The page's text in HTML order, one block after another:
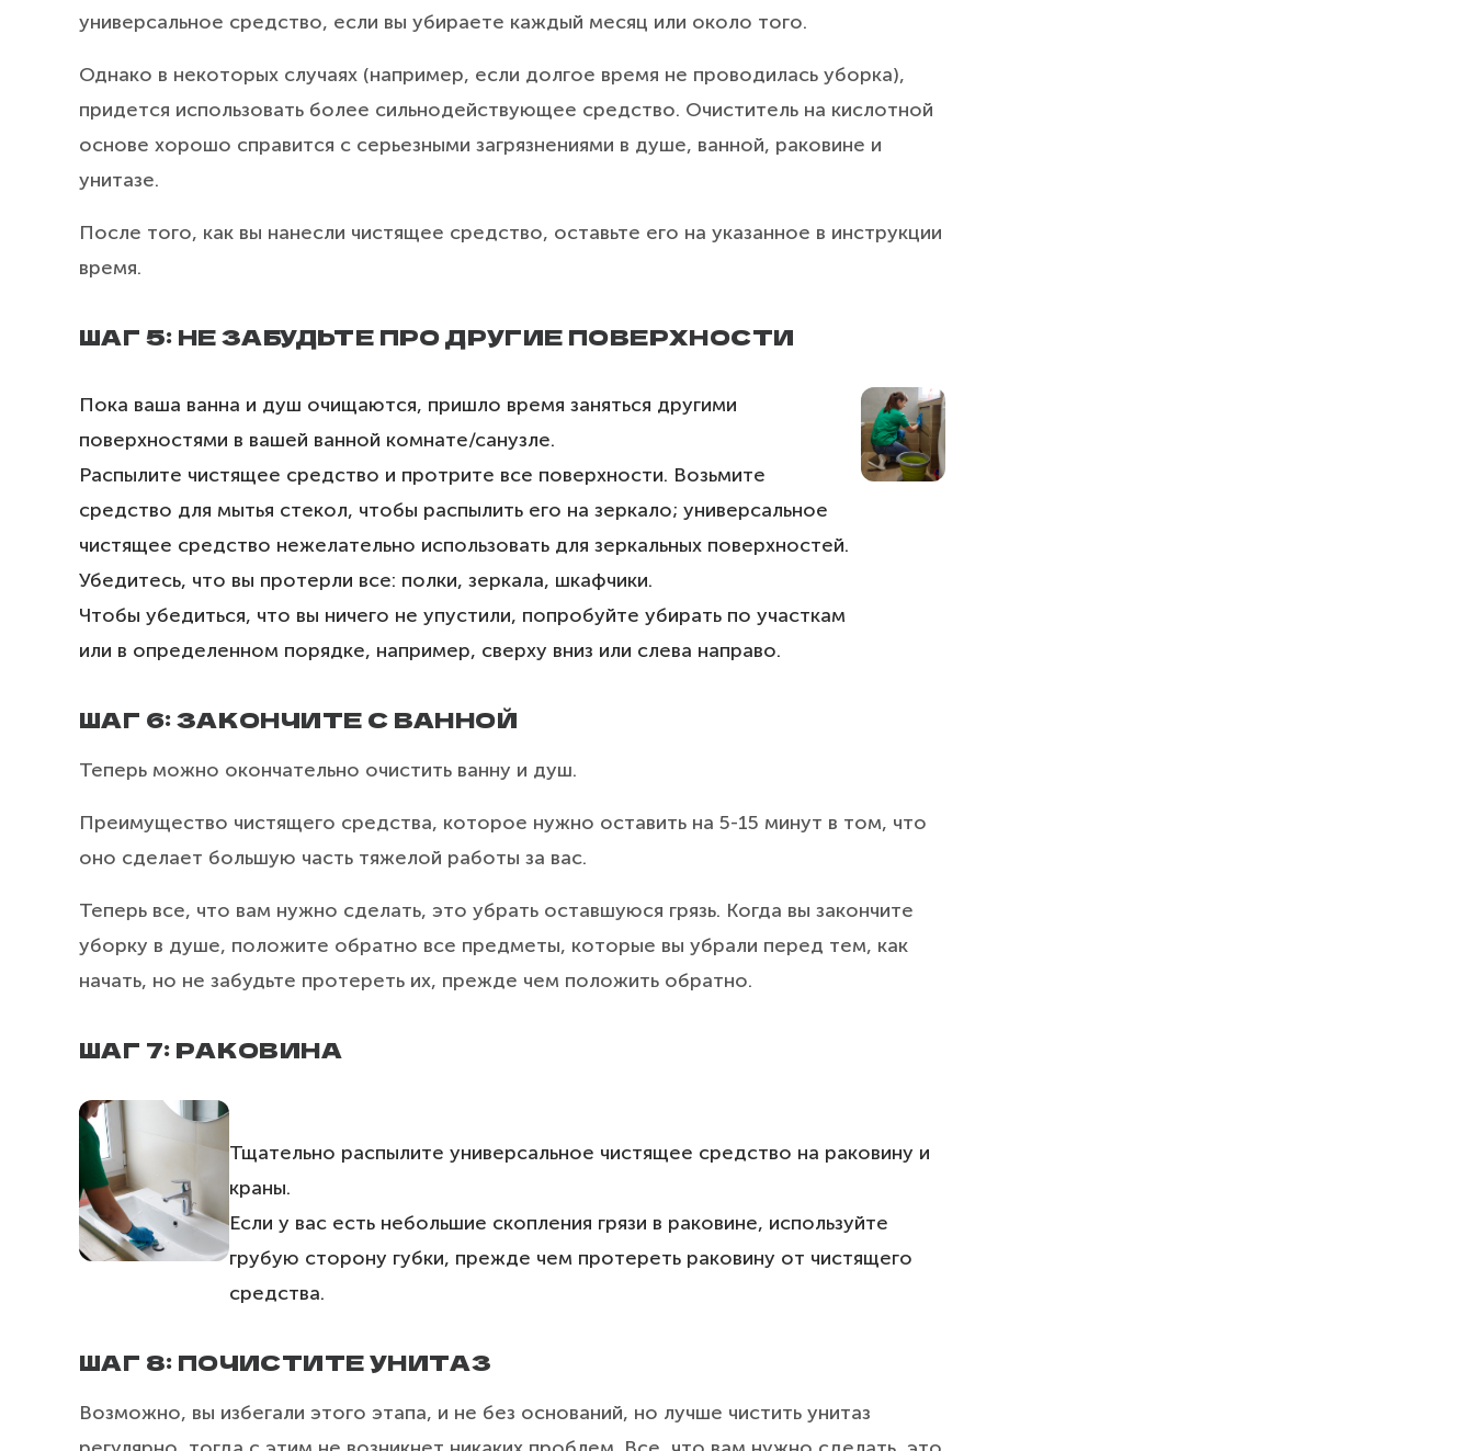
универсальное средство, если вы убираете каждый месяц или около того.
Однако в некоторых случаях (например, если долгое время не проводилась уборка),
придется использовать более сильнодействующее средство. Очиститель на кислотной
основе хорошо справится с серьезными загрязнениями в душе, ванной, раковине и
унитазе.
После того, как вы нанесли чистящее средство, оставьте его на указанное в инструкции
время.
ШАГ 5: НЕ ЗАБУДЬТЕ ПРО ДРУГИЕ ПОВЕРХНОСТИ
Пока ваша ванна и душ очищаются, пришло время заняться другими
поверхностями в вашей ванной комнате/санузле.
Распылите чистящее средство и протрите все поверхности. Возьмите
средство для мытья стекол, чтобы распылить его на зеркало; универсальное
чистящее средство нежелательно использовать для зеркальных поверхностей.
Убедитесь, что вы протерли все: полки, зеркала, шкафчики.
Чтобы убедиться, что вы ничего не упустили, попробуйте убирать по участкам
или в определенном порядке, например, сверху вниз или слева направо.
ШАГ 6: ЗАКОНЧИТЕ С ВАННОЙ
Теперь можно окончательно очистить ванну и душ.
Преимущество чистящего средства, которое нужно оставить на 5-15 минут в том, что
оно сделает большую часть тяжелой работы за вас.
Теперь все, что вам нужно сделать, это убрать оставшуюся грязь. Когда вы закончите
уборку в душе, положите обратно все предметы, которые вы убрали перед тем, как
начать, но не забудьте протереть их, прежде чем положить обратно.
ШАГ 7: РАКОВИНА
Тщательно распылите универсальное чистящее средство на раковину и
краны.
Если у вас есть небольшие скопления грязи в раковине, используйте
грубую сторону губки, прежде чем протереть раковину от чистящего
средства.
ШАГ 8: ПОЧИСТИТЕ УНИТАЗ
Возможно, вы избегали этого этапа, и не без оснований, но лучше чистить унитаз